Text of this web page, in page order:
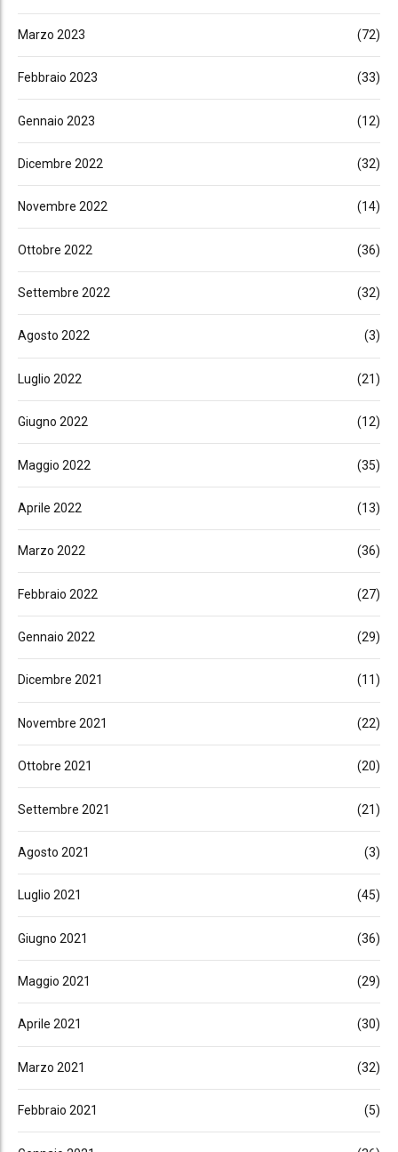
Marzo 2023 (72)
Febbraio 2023 (33)
Gennaio 2023 (12)
Dicembre 2022 (32)
Novembre 2022 (14)
Ottobre 2022 (36)
Settembre 2022 (32)
Agosto 2022 (3)
Luglio 2022 (21)
Giugno 2022 (12)
Maggio 2022 (35)
Aprile 2022 (13)
Marzo 2022 (36)
Febbraio 2022 (27)
Gennaio 2022 (29)
Dicembre 2021 (11)
Novembre 2021 (22)
Ottobre 2021 (20)
Settembre 2021 (21)
Agosto 2021 (3)
Luglio 2021 (45)
Giugno 2021 (36)
Maggio 2021 (29)
Aprile 2021 (30)
Marzo 2021 (32)
Febbraio 2021 (5)